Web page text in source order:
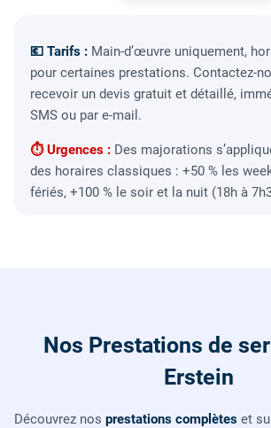
💶 Tarifs : Main-d’œuvre uniquement,
pour certaines prestations. Contactez-
recevoir un devis gratuit et détaillé,
SMS ou par e-mail.
⏱ Urgences : Des majorations
des horaires classiques : +50 % les
fériés, +100 % le soir et la nuit (18h à
Nos Prestations de
Erstein
Découvrez nos prestations complètes et